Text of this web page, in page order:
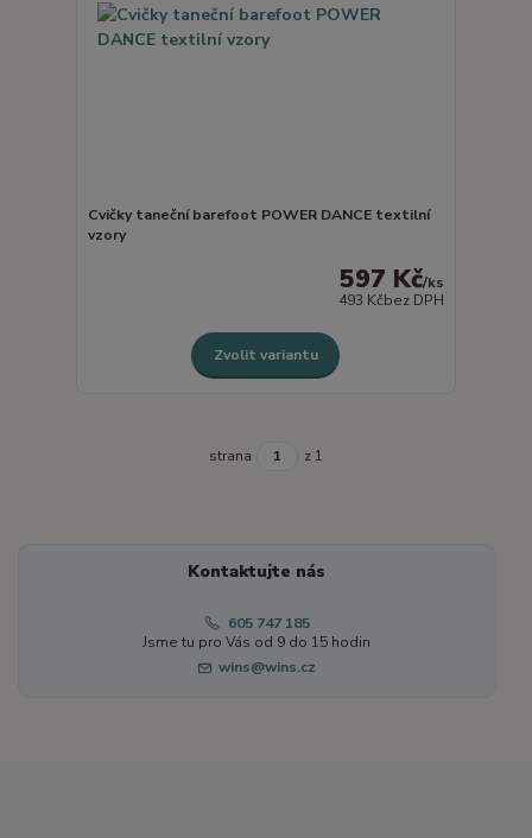
Cvičky taneční barefoot POWER DANCE textilní
vzory
597 Kč/ks
493 Kčbez DPH
Zvolit variantu
strana z 1
Kontaktujte nás
605 747 185
Jsme tu pro Vás od 9 do 15 hodin
wins@wins.cz